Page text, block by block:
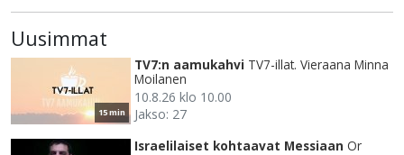
Uusimmat
15 min
TV7:n aamukahvi TV7-illat. Vieraana Minna
Moilanen
10.8.26 klo 10.00
Jakso: 27
Israelilaiset kohtaavat Messiaan Or